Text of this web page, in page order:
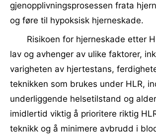
gjenopplivningsprosessen frata
og føre til hypoksisk hjerneskade.
Risikoen for hjerneskade etter
lav og avhenger av ulike faktorer,
varigheten av hjertestans,
teknikken som brukes under HLR,
underliggende helsetilstand og
imidlertid viktig å prioritere riktig
teknikk og å minimere avbrudd i